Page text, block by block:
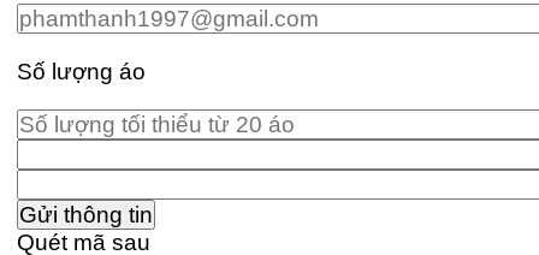
Số lượng áo
Quét mã sau